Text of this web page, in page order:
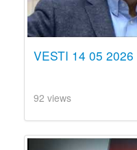
VESTI 14 05 2026
92 views